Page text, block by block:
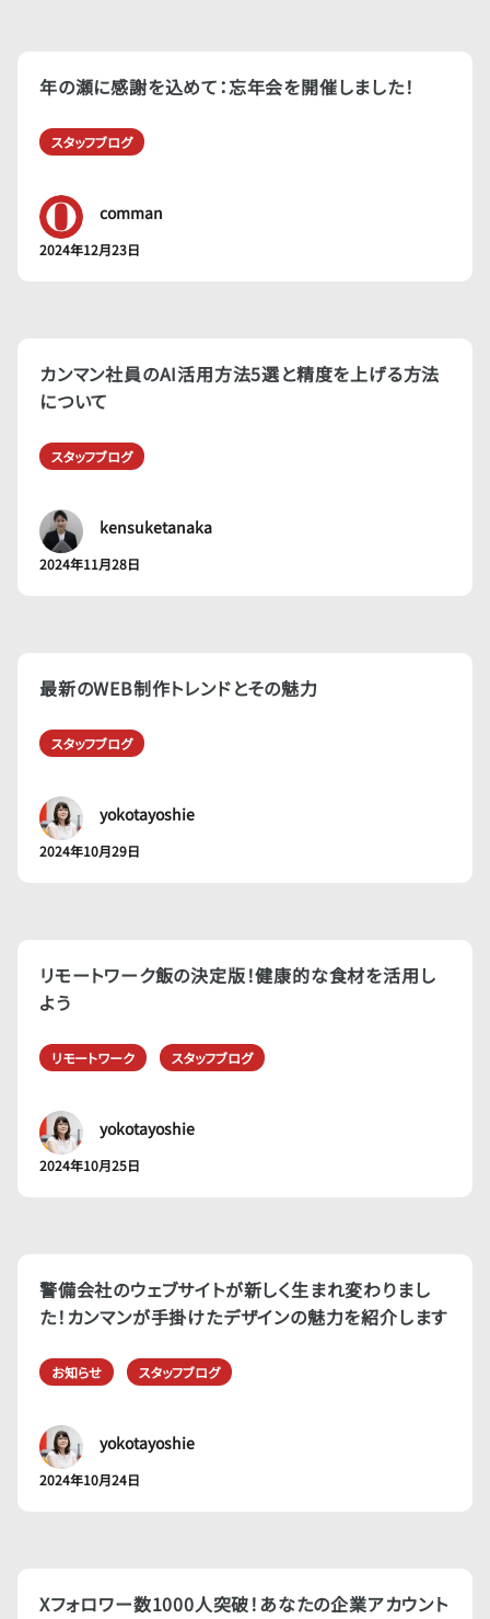
年の瀬に感謝を込めて：忘年会を開催しました！
スタッフブログ
comman
2024年12月23日
カンマン社員のAI活用方法5選と精度を上げる方法
について
スタッフブログ
kensuketanaka
2024年11月28日
最新のWEB制作トレンドとその魅力
スタッフブログ
yokotayoshie
2024年10月29日
リモートワーク飯の決定版！健康的な食材を活用し
よう
リモートワーク スタッフブログ
yokotayoshie
2024年10月25日
警備会社のウェブサイトが新しく生まれ変わりまし
た！カンマンが手掛けたデザインの魅力を紹介します
お知らせ スタッフブログ
yokotayoshie
2024年10月24日
Xフォロワー数1000人突破！あなたの企業アカウント